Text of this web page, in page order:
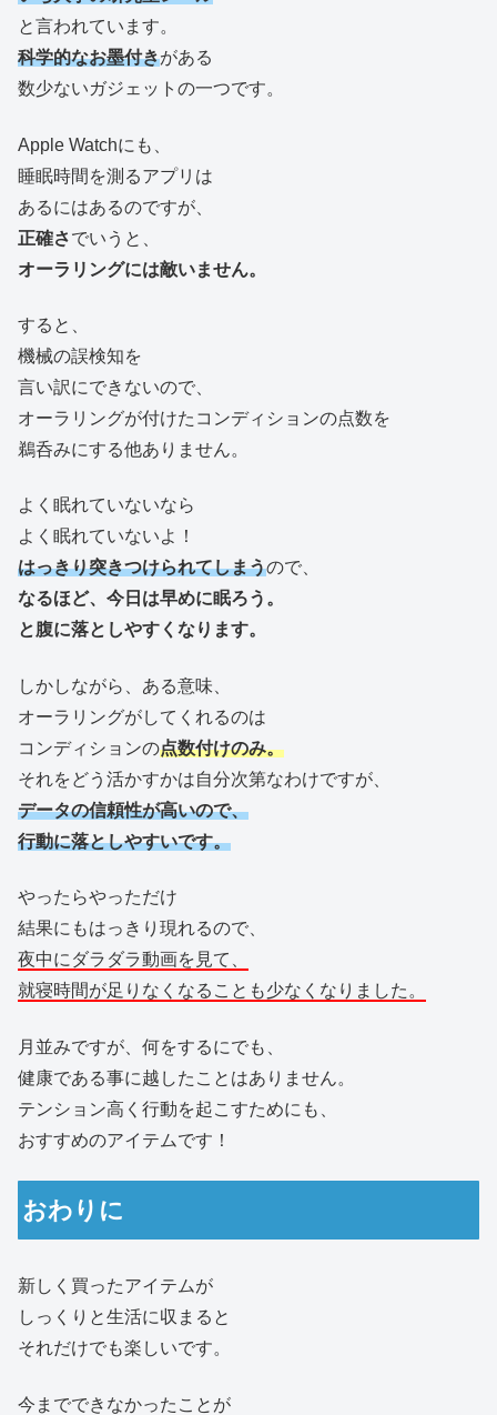
と言われています。
科学的なお墨付きがある
数少ないガジェットの一つです。
Apple Watchにも、
睡眠時間を測るアプリは
あるにはあるのですが、
正確さでいうと、
オーラリングには敵いません。
すると、
機械の誤検知を
言い訳にできないので、
オーラリングが付けたコンディションの点数を
鵜呑みにする他ありません。
よく眠れていないなら
よく眠れていないよ！
はっきり突きつけられてしまうので、
なるほど、今日は早めに眠ろう。
と腹に落としやすくなります。
しかしながら、ある意味、
オーラリングがしてくれるのは
コンディションの点数付けのみ。
それをどう活かすかは自分次第なわけですが、
データの信頼性が高いので、
行動に落としやすいです。
やったらやっただけ
結果にもはっきり現れるので、
夜中にダラダラ動画を見て、
就寝時間が足りなくなることも少なくなりました。
月並みですが、何をするにでも、
健康である事に越したことはありません。
テンション高く行動を起こすためにも、
おすすめのアイテムです！
おわりに
新しく買ったアイテムが
しっくりと生活に収まると
それだけでも楽しいです。
今までできなかったことが